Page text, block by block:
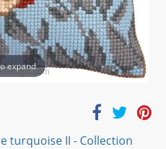
expand
turquoise II - Collection